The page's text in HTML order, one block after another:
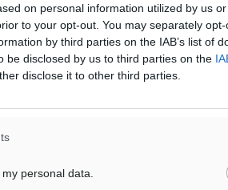
on personal information utilized by us
to your opt-out. You may separately
by third parties on the IAB’s list of
be disclosed by us to third parties on the
disclose it to other third parties.
personal data.
την
τις άλλες 4
Το 2023 η Νέα
και τις 5 έδρες των
Δωδεκανήσων…